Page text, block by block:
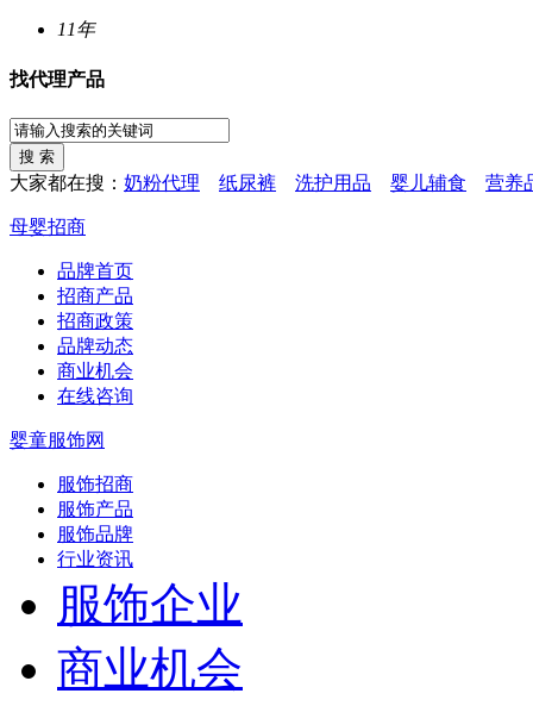
11年
找代理产品
大家都在搜： 奶粉代理 纸尿裤 洗护用品 婴儿辅食 营养
母婴招商
品牌首页
招商产品
招商政策
品牌动态
商业机会
在线咨询
婴童服饰网
服饰招商
服饰产品
服饰品牌
行业资讯
服饰企业
商业机会